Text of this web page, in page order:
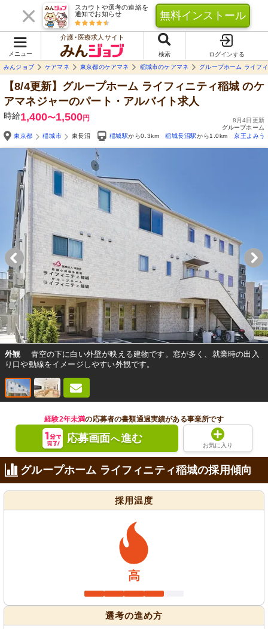
スカウトや選考の連絡を
通知でお知らせ
無料インストール
メニュー
介護･医療求人サイト
検索
ログインする
みんジョブ
ケアマネ 東京都のケアマネ 稲城市のケアマネ グループホーム ライフ
【8/4更新】グループホーム ライフィニティ稲城 のケ
アマネジャーのパート・アルバイト求人
時給1,400〜1,500円
8月4日更新
グループホーム
東京都
稲城市 東長沼 稲城駅から0.3km 稲城長沼駅から1.0km 京王よみう
外観
青空の下に白い外壁が映える建物です。窓が多く、就業時の出入
り口や動線をイメージしやすい外観です。
経験2年未満の応募者の書類通過実績がある事業所です
応募画面へ進む
お気に入り
グループホーム ライフィニティ稲城の採用傾向
採用温度
高
選考の進め方